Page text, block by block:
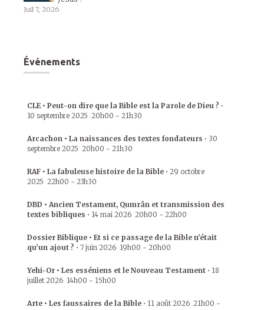
Juil 7, 2026
Événements
CLE • Peut-on dire que la Bible est la Parole de Dieu ? •
10 septembre 2025 20h00 - 21h30
Arcachon • La naissances des textes fondateurs • 30
septembre 2025 20h00 - 21h30
RAF • La fabuleuse histoire de la Bible • 29 octobre
2025 22h00 - 23h30
DBD • Ancien Testament, Qumrân et transmission des
textes bibliques • 14 mai 2026 20h00 - 22h00
Dossier Biblique • Et si ce passage de la Bible n’était
qu’un ajout ? • 7 juin 2026 19h00 - 20h00
Yehi-Or • Les esséniens et le Nouveau Testament • 18
juillet 2026 14h00 - 15h00
Arte • Les faussaires de la Bible • 11 août 2026 21h00 -